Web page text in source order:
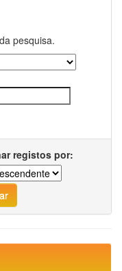
pesquisa.
registos por: